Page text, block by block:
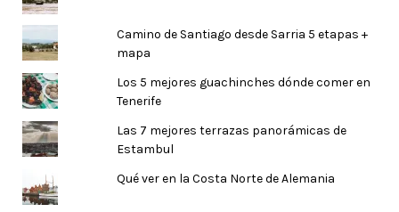
Camino de Santiago desde Sarria 5 etapas +
mapa
Los 5 mejores guachinches dónde comer en
Tenerife
Las 7 mejores terrazas panorámicas de
Estambul
Qué ver en la Costa Norte de Alemania